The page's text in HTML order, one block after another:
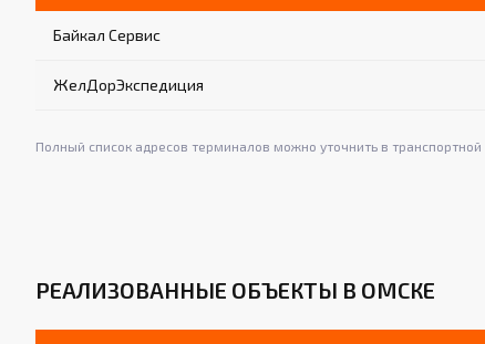
Байкал Сервис
ЖелДорЭкспедиция
Полный список адресов терминалов можно уточнить в транспортной
РЕАЛИЗОВАННЫЕ ОБЪЕКТЫ В ОМСКЕ